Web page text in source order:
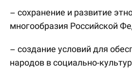
– сохранение и развитие
многообразия Российской
– создание условий для
народов в социально-